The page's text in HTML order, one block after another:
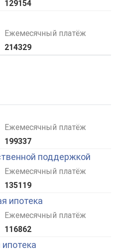
129154
Ежемесячный платёж
214329
Ежемесячный платёж
199337
поддержкой
Ежемесячный платёж
135119
ипотека
Ежемесячный платёж
116862